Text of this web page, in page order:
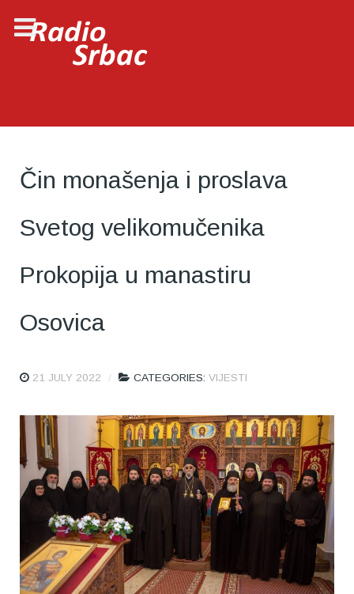
Čin monašenja i proslava
Svetog velikomučenika
Prokopija u manastiru
Osovica
21 JULY 2022 CATEGORIES: VIJESTI